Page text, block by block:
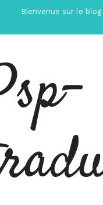
contenu
Bienvenue sur le